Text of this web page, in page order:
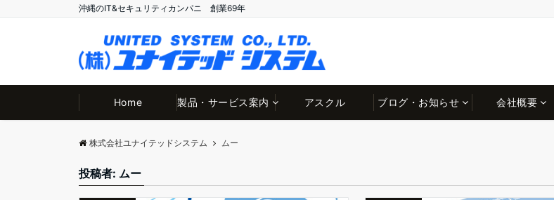
沖縄のIT&セキュリティカンパニ 創業69年
Home 製品・サービス案内 アスクル ブログ・お知らせ 会社概要
株式会社ユナイテッドシステム ムー
投稿者: ムー